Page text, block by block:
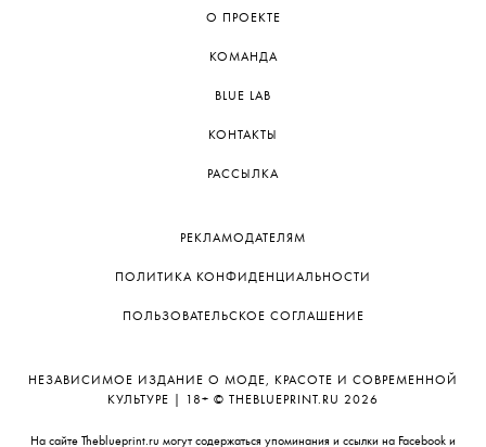
О ПРОЕКТЕ
КОМАНДА
BLUE LAB
КОНТАКТЫ
РАССЫЛКА
РЕКЛАМОДАТЕЛЯМ
ПОЛИТИКА КОНФИДЕНЦИАЛЬНОСТИ
ПОЛЬЗОВАТЕЛЬСКОЕ СОГЛАШЕНИЕ
НЕЗАВИСИМОЕ ИЗДАНИЕ О МОДЕ, КРАСОТЕ И СОВРЕМЕННОЙ
КУЛЬТУРЕ | 18+ © THEBLUEPRINT.RU 2026
На сайте Theblueprint.ru могут содержаться упоминания и ссылки на Facebook и